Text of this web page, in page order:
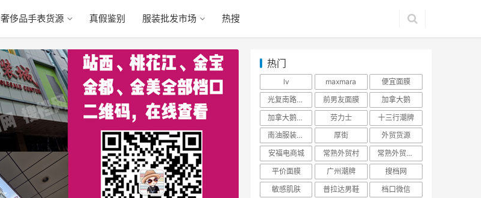
奢侈品手表货源 真假鉴别 服装批发市场 热搜
热门
lv maxmara
便宜面膜
光复南路潮牌
前男友面膜
加拿大鹅
加拿大鹅羽绒服
劳力士
十三行潮牌
南油服装批发市场
厚街
外贸货源
安福电商城
常熟外贸村
常熟外贸村货源
平价面膜
广州潮牌
搜档网
敏感肌肤
普拉达男鞋
档口微信